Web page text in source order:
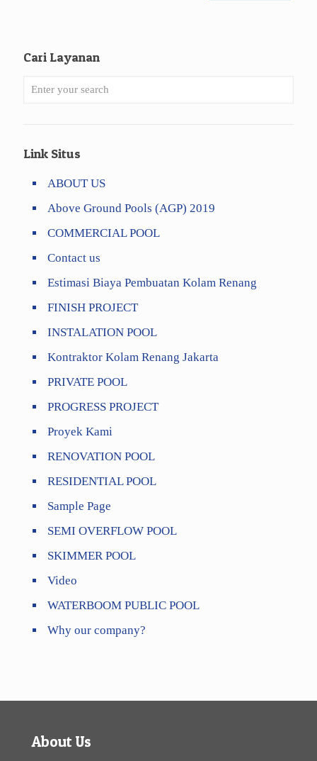
Cari Layanan
Link Situs
ABOUT US
Above Ground Pools (AGP) 2019
COMMERCIAL POOL
Contact us
Estimasi Biaya Pembuatan Kolam Renang
FINISH PROJECT
INSTALATION POOL
Kontraktor Kolam Renang Jakarta
PRIVATE POOL
PROGRESS PROJECT
Proyek Kami
RENOVATION POOL
RESIDENTIAL POOL
Sample Page
SEMI OVERFLOW POOL
SKIMMER POOL
Video
WATERBOOM PUBLIC POOL
Why our company?
About Us